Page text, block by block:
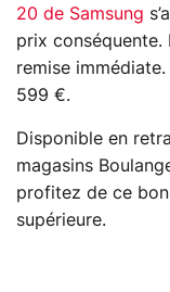
20 de Samsung
prix conséquente.
remise
599 €.
Disponible en
magasins
profitez de ce
supérieure.